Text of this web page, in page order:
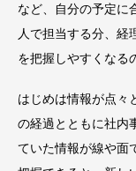
など、自分の予定に
人で担当する分、経
を把握しやすくなる
はじめは情報が点々
の経過とともに社内
ていた情報が線や面